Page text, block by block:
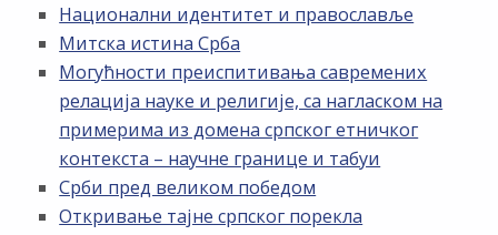
Национални идентитет и православље
Митска истина Срба
Могућности преиспитивања савремених
релација науке и религије, са нагласком на
примерима из домена српског етничког
контекста – научне границе и табуи
Срби пред великом победом
Откривање тајне српског порекла